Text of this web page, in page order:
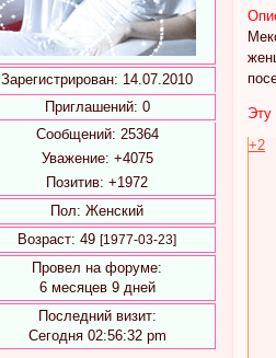
Зарегистрирован: 14.07.2010
Приглашений: 0
Сообщений: 25364
Уважение: +4075
Позитив: +1972
Пол: Женский
Возраст: 49 [1977-03-23]
Провел на форуме:
6 месяцев 9 дней
Последний визит:
Сегодня 02:56:32 pm
Эту
+2